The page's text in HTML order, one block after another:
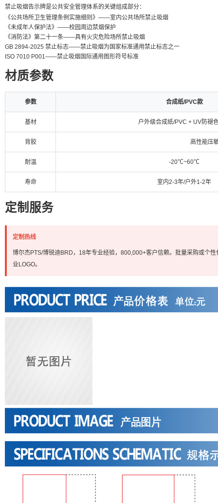
禁止吸烟告示牌是公共安全管理体系的关键组成部分：
《公共场所卫生管理条例实施细则》——室内公共场所禁止吸烟
《未成年人保护法》——校园周边禁烟保护
《消防法》第二十一条——具有火灾危险场所禁止吸烟
GB 2894-2025 禁止标志——禁止吸烟为国家标准通用禁止标志之一
ISO 7010 P001——禁止吸烟国际通用图形符号标准
材质参数
参数 合成纸/PVC款
基材 户外级合成纸/PVC + UV防褪
背胶 高性能压
耐温 -20℃~60℃
寿命 室内2-3年/户外1-2年
定制服务
定制热线
博尔杰PTS/博锐迪BRD，18年专业经验，800,000+客户信赖。批量采购或个
业LOGO。